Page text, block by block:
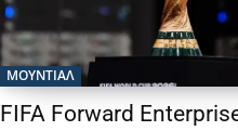
ΜΟΥΝΤΙΆΛ
FIFA Forward